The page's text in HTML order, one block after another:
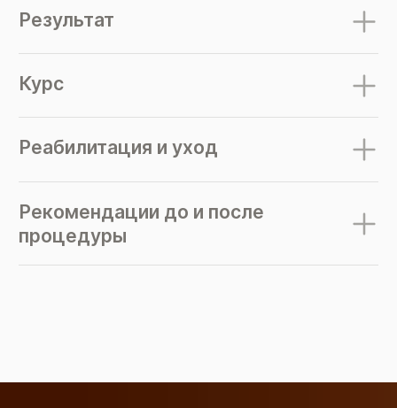
Результат
Курс
Реабилитация и уход
Рекомендации до и после
процедуры